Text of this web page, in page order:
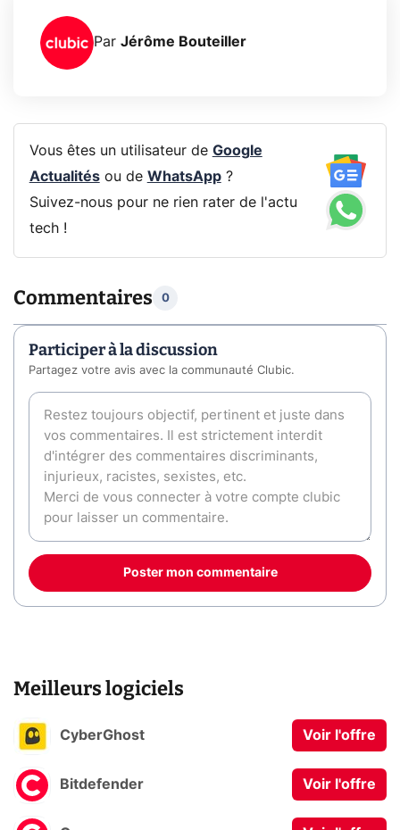
Par Jérôme Bouteiller
Vous êtes un utilisateur de Google
Actualitésou de WhatsApp?
Suivez-nous pour ne rien rater de l'actu
tech !
Commentaires 0
Participer à la discussion
Partagez votre avis avec la communauté Clubic.
Poster mon commentaire
Meilleurs logiciels
CyberGhost Voir l'offre
Bitdefender Voir l'offre